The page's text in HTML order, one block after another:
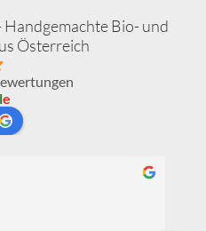
Handgemachte Bio- und
Österreich
le